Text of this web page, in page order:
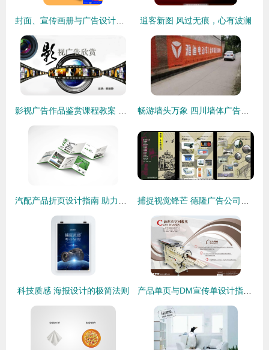
逍客新图 风过无痕，心有波澜
科技质感 海报设计的极简法则